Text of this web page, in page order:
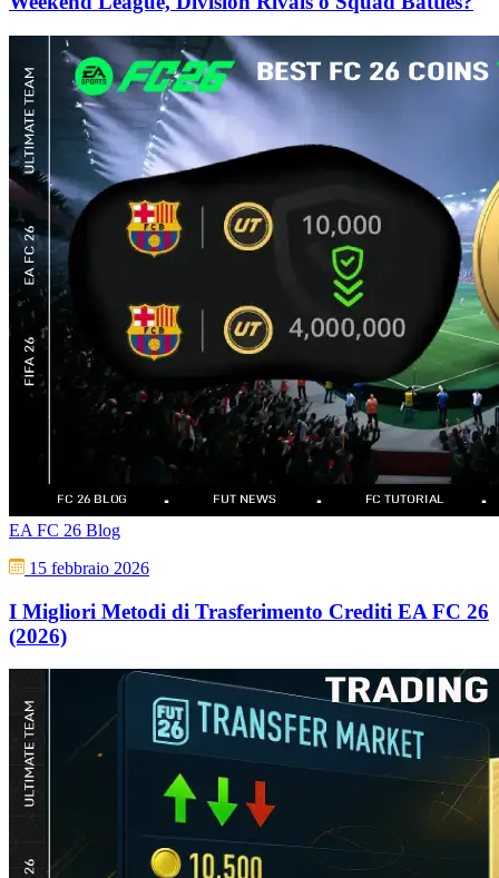
EA FC 26 Blog
15 febbraio 2026
I Migliori Metodi di Trasferimento Crediti EA FC 26
(2026)